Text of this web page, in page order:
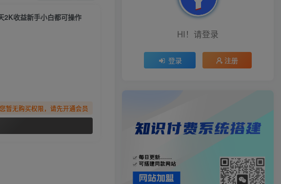
2K收益新手小白都可操作
您暂无购买权限，请先开通会员
HI！请登录
登录 注册